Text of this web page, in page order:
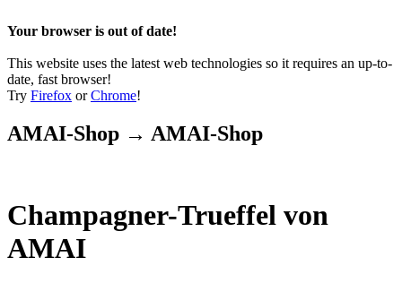
Your browser is out of date!
This website uses the latest web technologies so it requires an up-to-
date, fast browser!
Try Firefox orChrome!
AMAI-Shop → AMAI-Shop
Champagner-Trueffel von
AMAI